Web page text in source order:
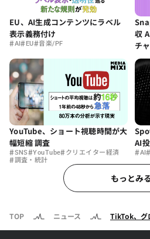
EU、AI生成コンテンツにラベル
表示義務付け
#AI# EU#音楽/PF
収
チ
YouTube、ショート視聴時間が大
幅短縮 調査
#SNS#YouTube#クリエイター経済
#調査・統計
AI
#AI#
もっとみ
TOP ニュース TikTok、グ